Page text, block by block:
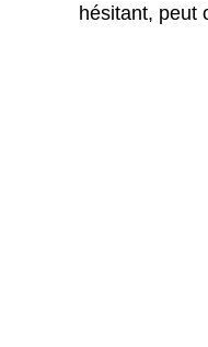
hésitant, peut